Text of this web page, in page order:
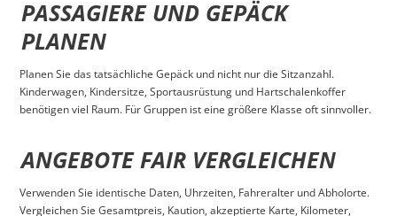
PASSAGIERE UND GEPÄCK
PLANEN
Planen Sie das tatsächliche Gepäck und nicht nur die Sitzanzahl.
Kinderwagen, Kindersitze, Sportausrüstung und Hartschalenkoffer
benötigen viel Raum. Für Gruppen ist eine größere Klasse oft sinnvoller.
ANGEBOTE FAIR VERGLEICHEN
Verwenden Sie identische Daten, Uhrzeiten, Fahreralter und Abholorte.
Vergleichen Sie Gesamtpreis, Kaution, akzeptierte Karte, Kilometer,